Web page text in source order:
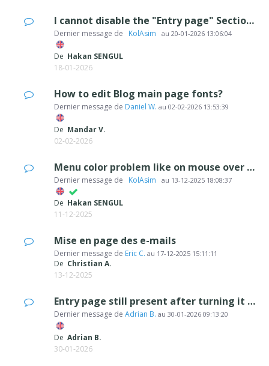
I cannot disable the "Entry page" Section and selection the language.
Dernier message de ‪ KolAsim ‪ ‪ au 20-01-2026 13:06:04
De Hakan SENGUL
18-01-2026
How to edit Blog main page fonts?
Dernier message de Daniel W. au 02-02-2026 13:53:39
De Mandar V.
02-02-2026
Menu color problem like on mouse over or current page
Dernier message de ‪ KolAsim ‪ ‪ au 13-12-2025 18:08:37
De Hakan SENGUL
11-12-2025
Mise en page des e-mails
Dernier message de Eric C. au 17-12-2025 15:11:11
De Christian A.
13-12-2025
Entry page still present after turning it off
Dernier message de Adrian B. au 30-01-2026 09:13:20
De Adrian B.
30-01-2026